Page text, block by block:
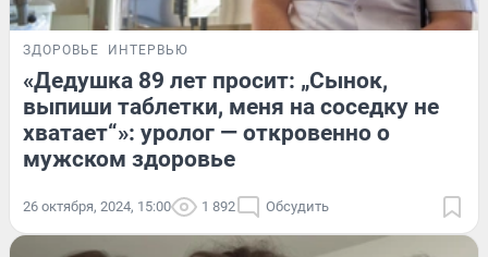
ЗДОРОВЬЕ ИНТЕРВЬЮ
«Дедушка 89 лет просит: „Сынок,
выпиши таблетки, меня на соседку не
хватает“»: уролог — откровенно о
мужском здоровье
26 октября, 2024, 15:00 1 892 Обсудить